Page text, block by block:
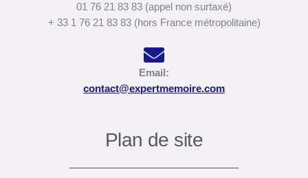
01 76 21 83 83 (appel non surtaxé)
+ 33 1 76 21 83 83 (hors France métropolitaine)
Email:
contact@expertmemoire.com
Plan de site